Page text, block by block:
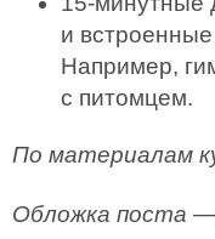
и
Например,
с питомцем.
По материалам
Обложка поста —